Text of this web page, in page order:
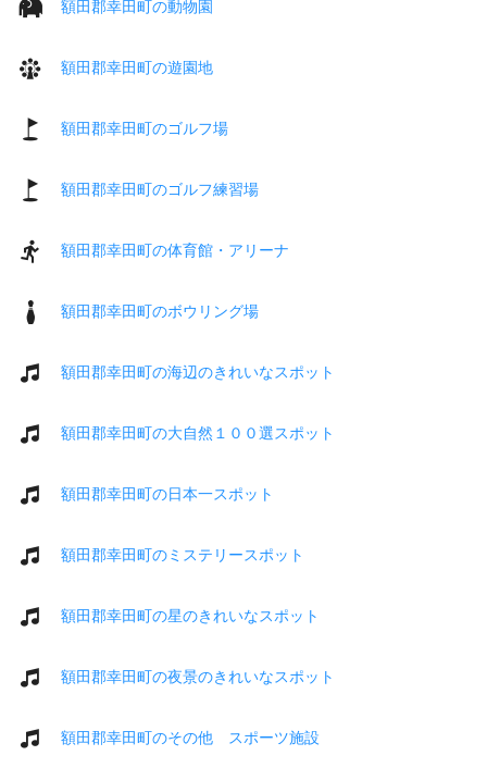
額田郡幸田町の動物園
額田郡幸田町の遊園地
額田郡幸田町のゴルフ場
額田郡幸田町のゴルフ練習場
額田郡幸田町の体育館・アリーナ
額田郡幸田町のボウリング場
額田郡幸田町の海辺のきれいなスポット
額田郡幸田町の大自然１００選スポット
額田郡幸田町の日本一スポット
額田郡幸田町のミステリースポット
額田郡幸田町の星のきれいなスポット
額田郡幸田町の夜景のきれいなスポット
額田郡幸田町のその他 スポーツ施設